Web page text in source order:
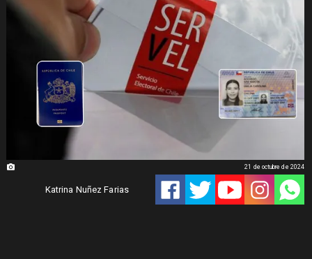
Katrina Nuñez Farias
21 de octubre de 2024